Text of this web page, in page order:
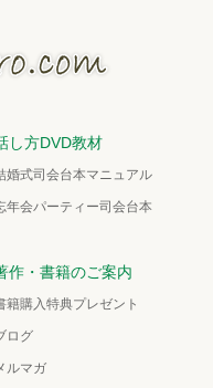
し方DVD教材
婚式司会台本マニュアル
年会パーティー司会台本
作・書籍のご案内
籍購入特典プレゼント
ログ
ルマガ